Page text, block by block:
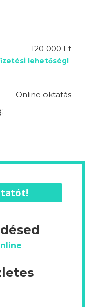
120 000 Ft
lehetőség!
Online oktatás